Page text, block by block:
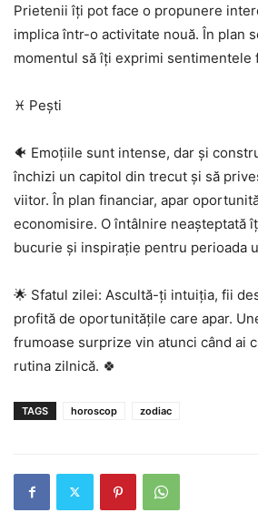
Prietenii îți pot face o propunere
implica într-o activitate nouă. În plan
momentul să îți exprimi sentimentele
♓ Pești
🐠 Emoțiile sunt intense, dar și
închizi un capitol din trecut și să
viitor. În plan financiar, apar
economisire. O întâlnire neașteptată
bucurie și inspirație pentru perioada
🌟 Sfatul zilei: Ascultă-ți intuiția, fii
profită de oportunitățile care apar.
frumoase surprize vin atunci când ai
rutina zilnică. 🍀
TAGS horoscop zodiac